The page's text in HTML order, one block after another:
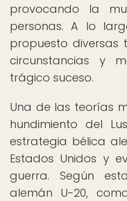
provocando la
personas. A lo
propuesto diversas
circunstancias y
trágico suceso.
Una de las teorías
hundimiento del
estrategia bélica
Estados Unidos y
guerra. Según
alemán U-20,